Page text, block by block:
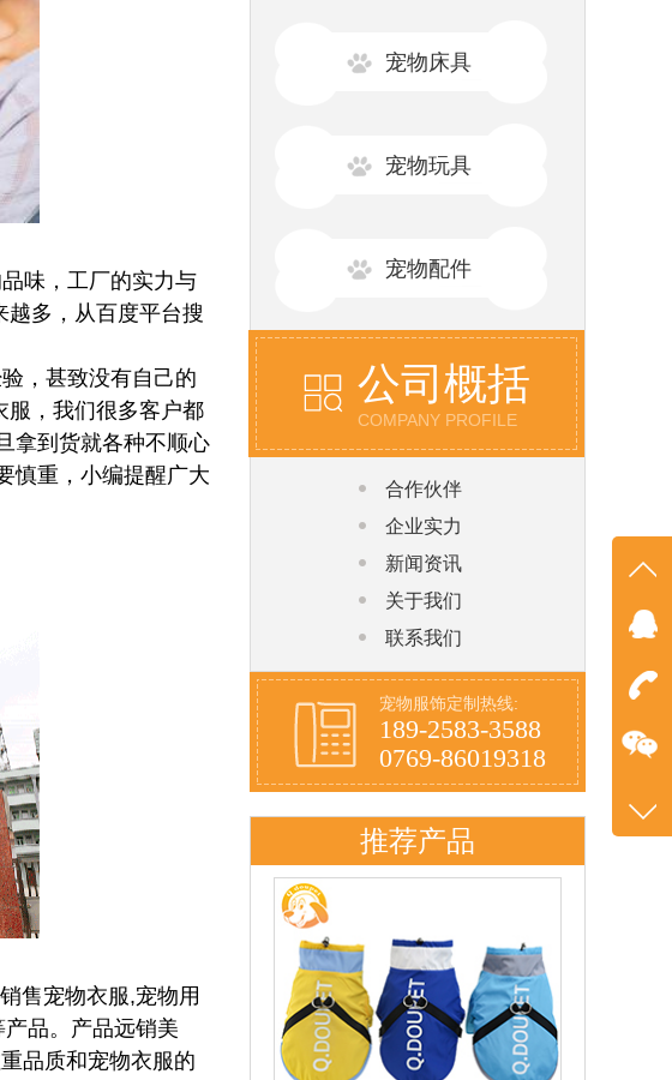
味，工厂的实力与
多，从百度平台搜
，甚致没有自己的
服，我们很多客户都
拿到货就各种不顺心
慎重，小编提醒广大
售宠物衣服,宠物用
品。产品远销美
品质和宠物衣服的
宠物床具
宠物玩具
宠物配件
公司概括
COMPANY PROFILE
合作伙伴
企业实力
新闻资讯
关于我们
联系我们
宠物服饰定制热线:
189-2583-3588
0769-86019318
推荐产品
点我
咨